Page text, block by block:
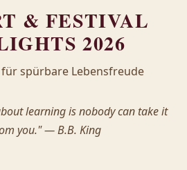
& FESTIVAL
2026
für spürbare Lebensfreude
learning is nobody can take it
you." — B.B. King